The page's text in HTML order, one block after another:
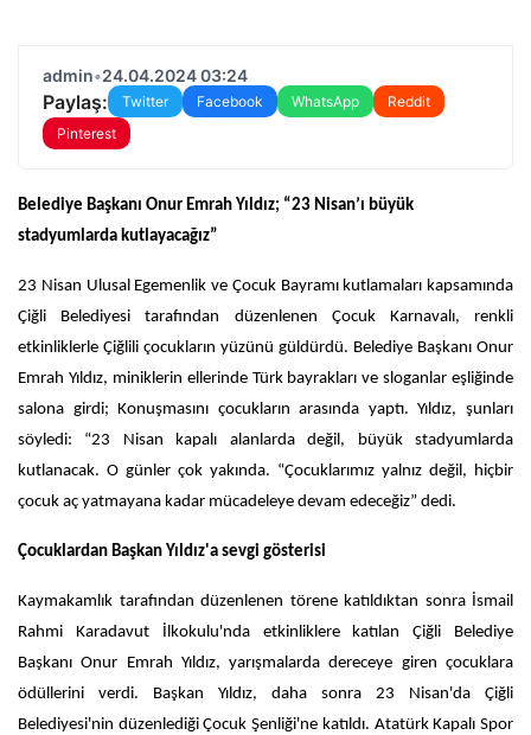
admin•24.04.2024 03:24
Paylaş: Twitter Facebook WhatsApp
Reddit
Pinterest
Belediye Başkanı Onur Emrah Yıldız; “23 Nisan’ı büyük
stadyumlarda kutlayacağız”
23 Nisan Ulusal Egemenlik ve Çocuk Bayramı kutlamaları kapsamında
Çiğli Belediyesi tarafından düzenlenen Çocuk Karnavalı, renkli
etkinliklerle Çiğlili çocukların yüzünü güldürdü. Belediye Başkanı Onur
Emrah Yıldız, miniklerin ellerinde Türk bayrakları ve sloganlar eşliğinde
salona girdi; Konuşmasını çocukların arasında yaptı. Yıldız, şunları
söyledi: “23 Nisan kapalı alanlarda değil, büyük stadyumlarda
kutlanacak. O günler çok yakında. “Çocuklarımız yalnız değil, hiçbir
çocuk aç yatmayana kadar mücadeleye devam edeceğiz” dedi.
Çocuklardan Başkan Yıldız'a sevgi gösterisi
Kaymakamlık tarafından düzenlenen törene katıldıktan sonra İsmail
Rahmi Karadavut İlkokulu'nda etkinliklere katılan Çiğli Belediye
Başkanı Onur Emrah Yıldız, yarışmalarda dereceye giren çocuklara
ödüllerini verdi. Başkan Yıldız, daha sonra 23 Nisan'da Çiğli
Belediyesi'nin düzenlediği Çocuk Şenliği'ne katıldı. Atatürk Kapalı Spor